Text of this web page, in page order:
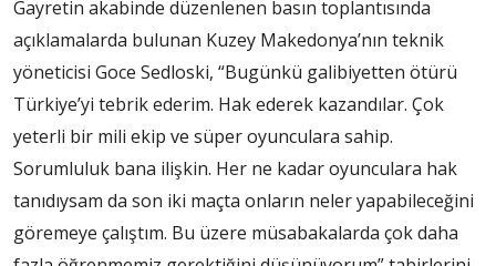
Gayretin akabinde düzenlenen basın toplantısında
açıklamalarda bulunan Kuzey Makedonya’nın teknik
yöneticisi Goce Sedloski, “Bugünkü galibiyetten ötürü
Türkiye’yi tebrik ederim. Hak ederek kazandılar. Çok
yeterli bir mili ekip ve süper oyunculara sahip.
Sorumluluk bana ilişkin. Her ne kadar oyunculara hak
tanıdıysam da son iki maçta onların neler yapabileceğini
göremeye çalıştım. Bu üzere müsabakalarda çok daha